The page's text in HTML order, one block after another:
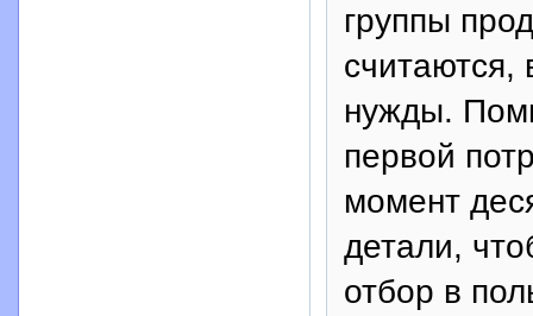
группы
нужды.
первой
момент
детали,
отбор в